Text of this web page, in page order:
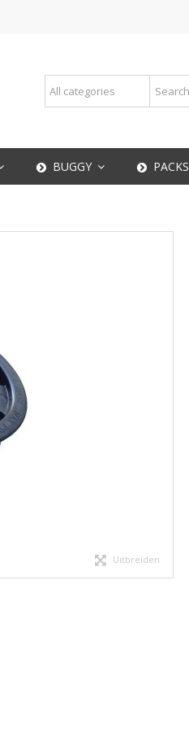
BUGGY PACKS
Uitbreiden